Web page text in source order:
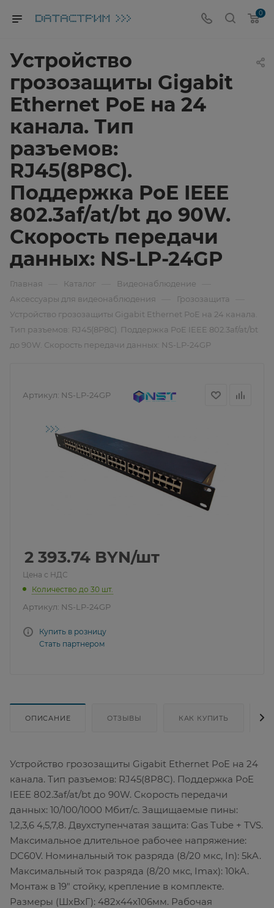
0
Устройство
грозозащиты Gigabit
Ethernet PoE на 24
канала. Тип
разъемов:
RJ45(8P8C).
Поддержка PoE IEEE
802.3af/at/bt до 90W.
Скорость передачи
данных: NS-LP-24GP
Главная Каталог Видеонаблюдение
Аксессуары для видеонаблюдения Грозозащита
Устройство грозозащиты Gigabit Ethernet PoE на 24 канала.
Тип разъемов: RJ45(8P8C). Поддержка PoE IEEE 802.3af/at/bt
до 90W. Скорость передачи данных: NS-LP-24GP
Артикул: NS-LP-24GP
2 393.74 BYN/шт
Цена с НДС
Количество до 30 шт.
Артикул: NS-LP-24GP
Купить в розницу
Стать партнером
ОПИСАНИЕ ОТЗЫВЫ КАК КУПИТЬ
Устройство грозозащиты Gigabit Ethernet PoE на 24
канала. Тип разъемов: RJ45(8P8C). Поддержка PoE
IEEE 802.3af/at/bt до 90W. Скорость передачи
данных: 10/100/1000 Мбит/c. Защищаемые пины:
1,2,3,6 4,5,7,8. Двухступенчатая защита: Gas Tube + TVS.
Максимальное длительное рабочее напряжение:
DC60V. Номинальный ток разряда (8/20 мкс, In): 5kA.
Максимальный ток разряда (8/20 мкс, Imax): 10kA.
Монтаж в 19" стойку, крепление в комплекте.
Размеры (ШхВхГ): 482x44x106мм. Рабочая